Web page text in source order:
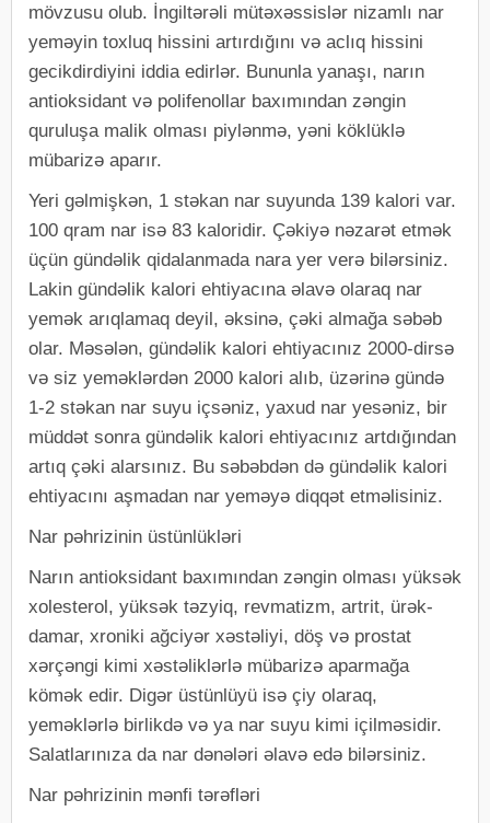
mövzusu olub. İngiltərəli mütəxəssislər nizamlı nar
yeməyin toxluq hissini artırdığını və aclıq hissini
gecikdirdiyini iddia edirlər. Bununla yanaşı, narın
antioksidant və polifenollar baxımından zəngin
quruluşa malik olması piylənmə, yəni köklüklə
mübarizə aparır.
Yeri gəlmişkən, 1 stəkan nar suyunda 139 kalori var.
100 qram nar isə 83 kaloridir. Çəkiyə nəzarət etmək
üçün gündəlik qidalanmada nara yer verə bilərsiniz.
Lakin gündəlik kalori ehtiyacına əlavə olaraq nar
yemək arıqlamaq deyil, əksinə, çəki almağa səbəb
olar. Məsələn, gündəlik kalori ehtiyacınız 2000-dirsə
və siz yeməklərdən 2000 kalori alıb, üzərinə gündə
1-2 stəkan nar suyu içsəniz, yaxud nar yesəniz, bir
müddət sonra gündəlik kalori ehtiyacınız artdığından
artıq çəki alarsınız. Bu səbəbdən də gündəlik kalori
ehtiyacını aşmadan nar yeməyə diqqət etməlisiniz.
Nar pəhrizinin üstünlükləri
Narın antioksidant baxımından zəngin olması yüksək
xolesterol, yüksək təzyiq, revmatizm, artrit, ürək-
damar, xroniki ağciyər xəstəliyi, döş və prostat
xərçəngi kimi xəstəliklərlə mübarizə aparmağa
kömək edir. Digər üstünlüyü isə çiy olaraq,
yeməklərlə birlikdə və ya nar suyu kimi içilməsidir.
Salatlarınıza da nar dənələri əlavə edə bilərsiniz.
Nar pəhrizinin mənfi tərəfləri